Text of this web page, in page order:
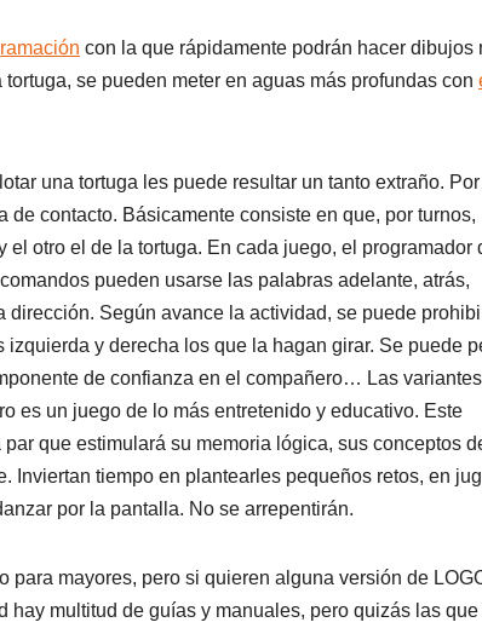
con la que rápidamente podrán hacer dibujos
se pueden meter en aguas más profundas con
una tortuga les puede resultar un tanto extraño.
contacto. Básicamente consiste en que, por turnos,
otro el de la tortuga. En cada juego, el programador
pueden usarse las palabras adelante, atrás,
Según avance la actividad, se puede
y derecha los que la hagan girar. Se puede
de confianza en el compañero… Las
es un juego de lo más entretenido y educativo. Este
que estimulará su memoria lógica, sus conceptos
tiempo en plantearles pequeños retos, en
por la pantalla. No se arrepentirán.
para mayores, pero si quieren alguna versión de
hay multitud de guías y manuales, pero quizás las que